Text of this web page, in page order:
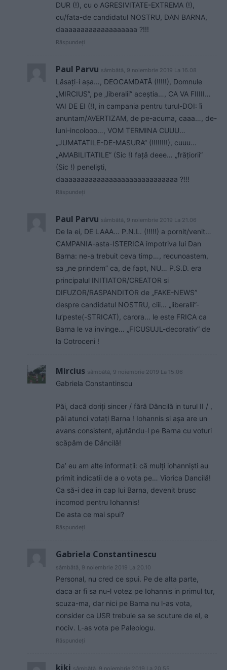
DUR (!), cu o AGRESIVITATE-EXTREMA (!),
cu/fata-de candidatul NOSTRU, DAN BARNA,
daaaaaaaaaaaaaaaaaaa ?!!!
Răspundeți
Paul Parvu sâmbătă, 9 noiembrie 2019 La 16.08
Lăsați-i așa…, DEOCAMDATĂ (!!!!!), Domnule
„MIRCIUS”, pe „liberalii” aceștia…, CA VA FIIIII…
VAI DE EI (!), in campania pentru turul-DOI: îi
anuntam/AVERTIZAM, de pe-acuma, caaa…, de-
luni-incolooo…, VOM TERMINA CUUU…
„JUMATATILE-DE-MASURA” (!!!!!!!!), cuuu…
„AMABILITATILE” (Sic !) față deee… „frățiorii”
(Sic !) peneliști,
daaaaaaaaaaaaaaaaaaaaaaaaaaaaa ?!!!
Răspundeți
Paul Parvu sâmbătă, 9 noiembrie 2019 La 21.06
De la ei, DE LAAA… P.N.L. (!!!!!) a pornit/venit…
CAMPANIA-asta-ISTERICA impotriva lui Dan
Barna: ne-a trebuit ceva timp…, recunoastem,
sa „ne prindem” ca, de fapt, NU… P.S.D. era
principalul INITIATOR/CREATOR si
DIFUZOR/RASPANDITOR de „FAKE-NEWS”
despre candidatul NOSTRU, ciii… „liberalii”-
lu’peste(-STRICAT), carora… le este FRICA ca
Barna le va invinge… „FICUSUJL-decorativ” de
la Cotroceni !
Mircius sâmbătă, 9 noiembrie 2019 La 15.06
Gabriela Constantinscu
Păi, dacă doriți sincer / fără Dăncilă in turul II / ,
păi atunci votați Barna ! Iohannis si așa are un
avans consistent, ajutându-l pe Barna cu voturi
scăpăm de Dăncilă!
Da’ eu am alte informații: că mulți iohanniști au
primit indicatii de a o vota pe… Viorica Dancilă!
Ca să-i dea in cap lui Barna, devenit brusc
incomod pentru Iohannis!
De asta ce mai spui?
Răspundeți
Gabriela Constantinescu
sâmbătă, 9 noiembrie 2019 La 20.10
Personal, nu cred ce spui. Pe de alta parte,
daca ar fi sa nu-l votez pe Iohannis in primul tur,
scuza-ma, dar nici pe Barna nu l-as vota,
consider ca USR trebuie sa se scuture de el, e
nociv. L-as vota pe Paleologu.
Răspundeți
kiki sâmbătă, 9 noiembrie 2019 La 20.55